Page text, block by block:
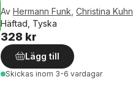
Av Hermann Funk Christina Kuhn
Häftad, Tyska
328 kr
Lägg till
Skickas inom 3-6 vardagar